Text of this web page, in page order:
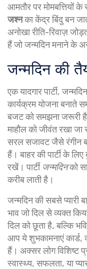
आमतौर पर मोमबत्तियों के
जश्नका केंद्र बिंदु बन
अनोखा रीति-रिवाज़
हैं जो जन्मदिन मनाने के
जन्मदिन की
एक यादगारपार्टी,
कार्यक्रमयोजना बनाते
बजट को समझना जरूरी
माहौल को जीवंत रखा
सरल सजावट जैसे रंगीन
हैं। बाहर की पार्टी के
रखें। पार्टी जन्मदिनको
करीब लाती है।
जन्मदिन की सबसे प्यारी
भाव जो दिल से व्यक्त
दिल को छूता है, बल्कि
आप ये शुभकामनाएं कार्ड,
हैं। अक्सर लोग विशिष्ट
स्वास्थ्य, सफलता, या